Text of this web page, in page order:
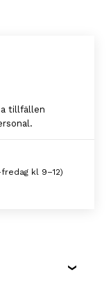
tillfällen
kl 9–12)